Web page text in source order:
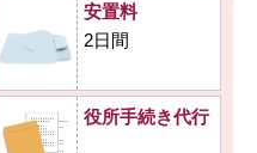
安置料
2日間
役所手続き代行